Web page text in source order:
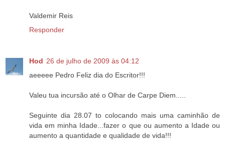
Valdemir Reis
Responder
Hod 26 de julho de 2009 às 04:12
aeeeee Pedro Feliz dia do Escritor!!!
Valeu tua incursão até o Olhar de Carpe Diem.....
Seguinte dia 28.07 to colocando mais uma caminhão de
vida em minha Idade...fazer o que ou aumento a Idade ou
aumento a quantidade e qualidade de vida!!!